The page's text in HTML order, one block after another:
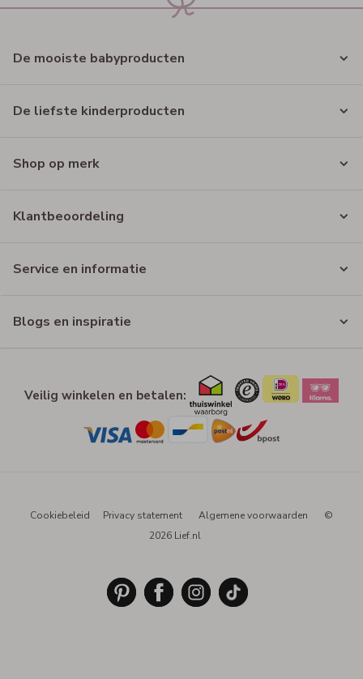
De mooiste babyproducten
De liefste kinderproducten
Shop op merk
Klantbeoordeling
Service en informatie
Blogs en inspiratie
Veilig winkelen en betalen:
Cookiebeleid Privacy statement Algemene voorwaarden
©
2026 Lief.nl